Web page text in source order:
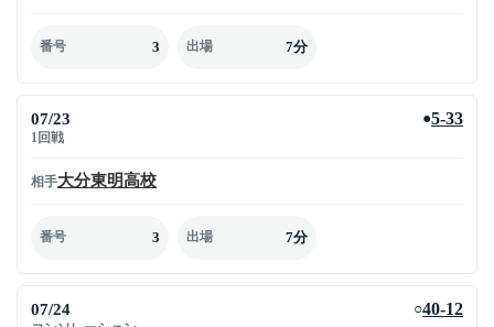
番号 3 出場 7分
07/23
1回戦
●5-33
相手大分東明高校
番号 3 出場 7分
07/24 ○40-12